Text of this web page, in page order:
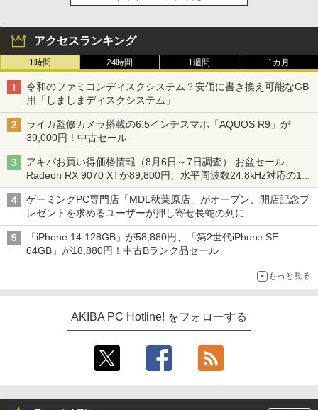
アクセスランキング
1時間 24時間 1週間 1カ月
令和のファミコンディスクシステム？安価に書き換え可能なGB
用「しましまディスクシステム」
ライカ監修カメラ搭載の6.5インチスマホ「AQUOS R9」が
39,000円！中古セール
アキバお買い得価格情報（8月6日～7日調査） お盆セール、
Radeon RX 9070 XTが89,800円、水平周波数24.8kHz対応の17
型モニターが9,801円、暑さ指数連動セール ほか
ゲーミングPC専門店「MDL秋葉原店」がオープン、開店記念プ
レゼントを求めるユーザーが押し寄せ長蛇の列に
「iPhone 14 128GB」が58,880円、「第2世代iPhone SE
64GB」が18,880円！中古Bランク品セール
もっと見る
AKIBA PC Hotline! をフォローする